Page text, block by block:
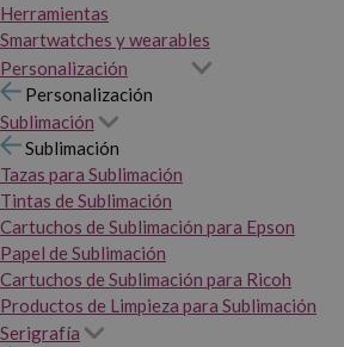
Herramientas
Smartwatches y wearables
Personalización
Personalización
Sublimación
Sublimación
Tazas para Sublimación
Tintas de Sublimación
Cartuchos de Sublimación para Epson
Papel de Sublimación
Cartuchos de Sublimación para Ricoh
Productos de Limpieza para Sublimación
Serigrafía